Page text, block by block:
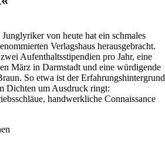
von heute hat ein schmales
Verlagshaus herausgebracht.
Aufenthaltsstipendien pro Jahr, eine
März in Darmstadt und eine würdigende
So etwa ist der Erfahrungshintergrund
Dichten um Ausdruck ringt:
handwerkliche Connaissance